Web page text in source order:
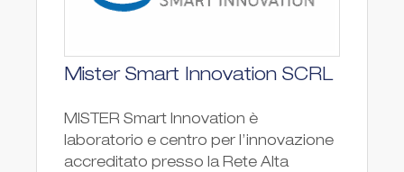
Mister Smart Innovation SCRL
MISTER Smart Innovation è
laboratorio e centro per l’innovazione
accreditato presso la Rete Alta